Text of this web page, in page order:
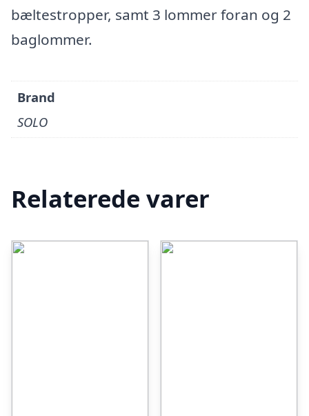
bæltestropper, samt 3 lommer foran og 2
baglommer.
Brand
SOLO
Relaterede varer